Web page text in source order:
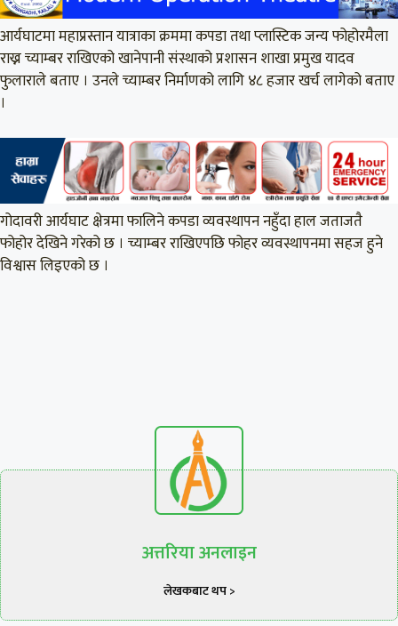
आर्यघाटमा महाप्रस्तान यात्राका क्रममा कपडा तथा प्लास्टिक जन्य फोहोरमैला
राख्न च्याम्बर राखिएको खानेपानी संस्थाको प्रशासन शाखा प्रमुख यादव
फुलाराले बताए । उनले च्याम्बर निर्माणको लागि ४८ हजार खर्च लागेको बताए
।
गोदावरी आर्यघाट क्षेत्रमा फालिने कपडा व्यवस्थापन नहुँदा हाल जताजतै
फोहोर देखिने गरेको छ । च्याम्बर राखिएपछि फोहर व्यवस्थापनमा सहज हुने
विश्वास लिइएको छ ।
अत्तरिया अनलाइन
लेखकबाट थप >